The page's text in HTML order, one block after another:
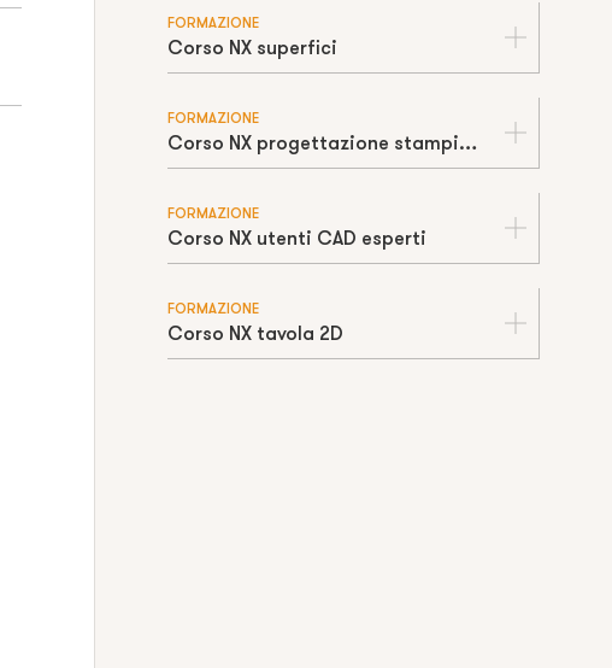
FORMAZIONE
Corso NX superfici
FORMAZIONE
Corso NX progettazione stampi iniezione
FORMAZIONE
Corso NX utenti CAD esperti
FORMAZIONE
Corso NX tavola 2D